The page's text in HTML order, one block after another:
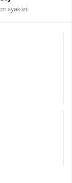
ayak izi.